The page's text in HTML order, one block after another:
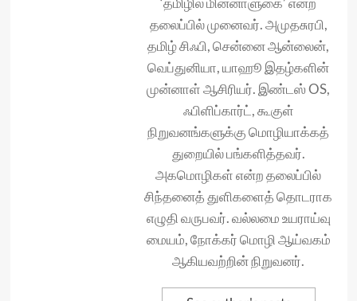
தலைப்பில் முனைவர். அமுதசுரபி,
தமிழ் சிஃபி, சென்னை ஆன்லைன்,
வெப்துனியா, யாஹூ இதழ்களின்
முன்னாள் ஆசிரியர். இண்டஸ் OS,
ஃபிளிப்கார்ட், கூகுள்
நிறுவனங்களுக்கு மொழியாக்கத்
துறையில் பங்களித்தவர்.
அகமொழிகள் என்ற தலைப்பில்
சிந்தனைத் துளிகளைத் தொடராக
எழுதி வருபவர். வல்லமை உயராய்வு
மையம், நோக்கர் மொழி ஆய்வகம்
ஆகியவற்றின் நிறுவனர்.